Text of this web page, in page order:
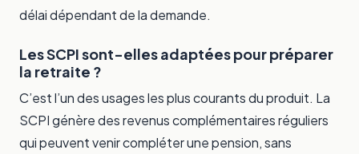
délai dépendant de la demande.
Les SCPI sont-elles adaptées pour préparer
la retraite ?
C’est l’un des usages les plus courants du produit. La
SCPI génère des revenus complémentaires réguliers
qui peuvent venir compléter une pension, sans